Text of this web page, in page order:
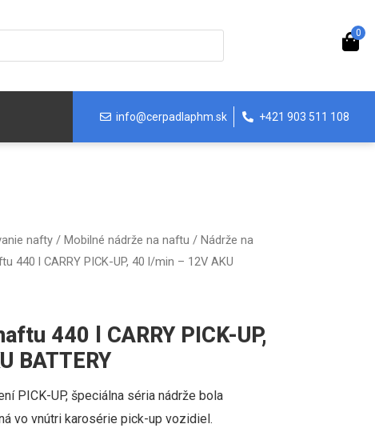
0
info@cerpadlaphm.sk +421 903 511 108
nafty/ Mobilné nádrže na naftu / Nádrže na
440 l CARRY PICK-UP, 40 l/min – 12V AKU
440 l CARRY PICK-UP,
BATTERY
PICK-UP, špeciálna séria nádrže bola
vo vnútrikarosérie pick-up vozidiel.